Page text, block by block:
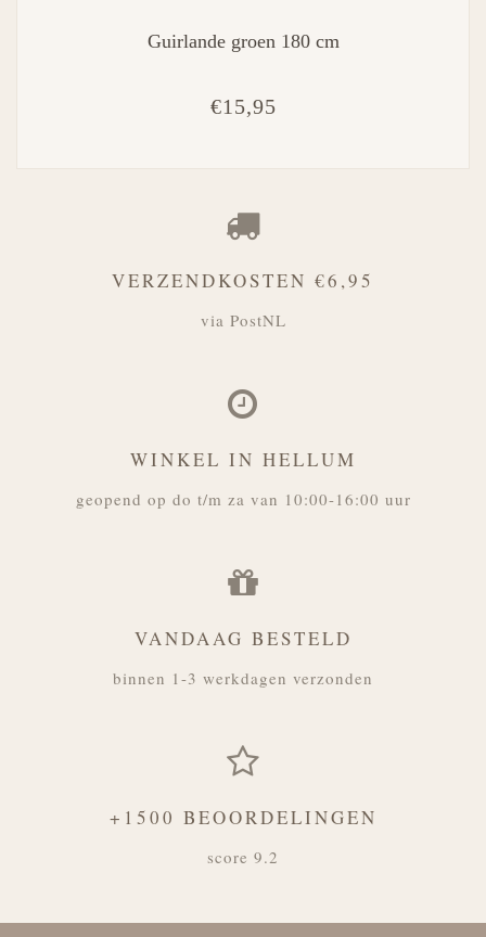
Guirlande groen 180 cm
€15,95
VERZENDKOSTEN €6,95
via PostNL
WINKEL IN HELLUM
geopend op do t/m za van 10:00-16:00 uur
VANDAAG BESTELD
binnen 1-3 werkdagen verzonden
+1500 BEOORDELINGEN
score 9.2